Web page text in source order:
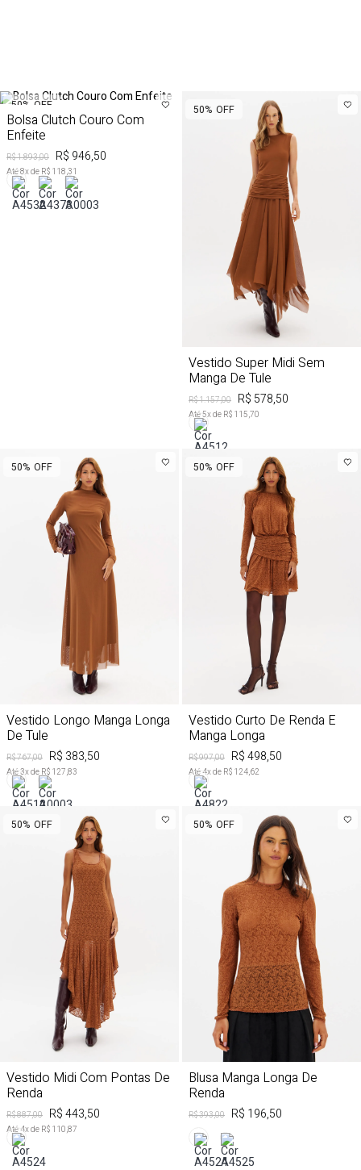
50% OFF
Bolsa Clutch Couro Com
Enfeite
R$ 1.893,00 R$ 946,50
Até8x de R$ 118,31
50% OFF
Vestido Super Midi Sem
Manga De Tule
R$ 1.157,00 R$ 578,50
Até5x de R$ 115,70
50% OFF
Vestido Longo Manga Longa
De Tule
R$ 767,00 R$ 383,50
Até3x de R$ 127,83
50% OFF
Vestido Curto De Renda E
Manga Longa
R$ 997,00 R$ 498,50
Até4x de R$ 124,62
50% OFF
Vestido Midi Com Pontas De
Renda
R$ 887,00 R$ 443,50
Até4x de R$ 110,87
50% OFF
Blusa Manga Longa De
Renda
R$ 393,00 R$ 196,50